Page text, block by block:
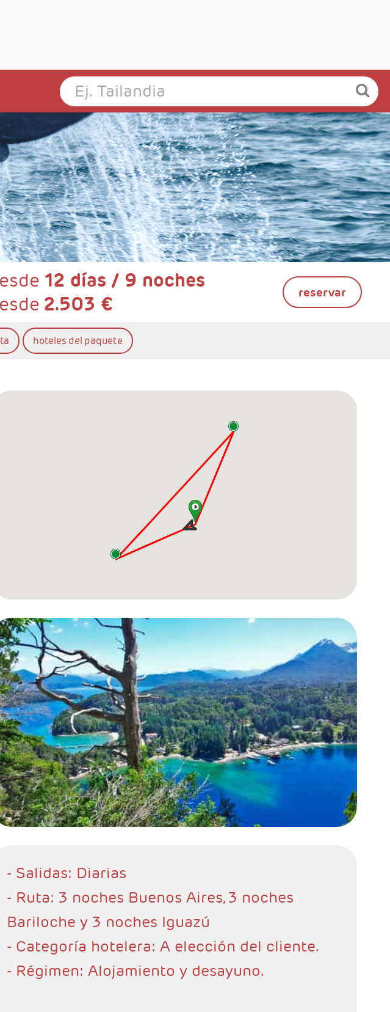
12 días / 9 noches
2.503 € reservar
hoteles del paquete
- Salidas: Diarias
- Ruta: 3 noches Buenos Aires, 3 noches
Bariloche y 3 noches Iguazú
- Categoría hotelera: A elección del cliente.
- Régimen: Alojamiento y desayuno.